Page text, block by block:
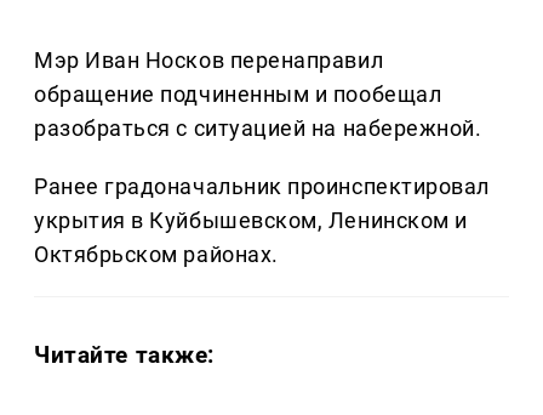
Мэр Иван Носков перенаправил
обращение подчиненным и пообещал
разобраться с ситуацией на набережной.
Ранее градоначальник проинспектировал
укрытия в Куйбышевском, Ленинском и
Октябрьском районах.
Читайте также: